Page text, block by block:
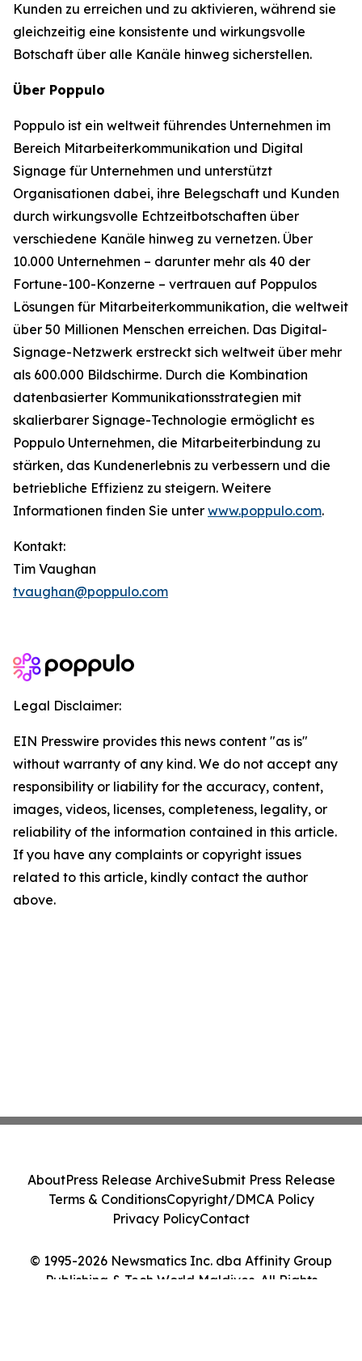
Kunden zu erreichen und zu aktivieren, während sie
gleichzeitig eine konsistente und wirkungsvolle
Botschaft über alle Kanäle hinweg sicherstellen.
Über Poppulo
Poppulo ist ein weltweit führendes Unternehmen im
Bereich Mitarbeiterkommunikation und Digital
Signage für Unternehmen und unterstützt
Organisationen dabei, ihre Belegschaft und Kunden
durch wirkungsvolle Echtzeitbotschaften über
verschiedene Kanäle hinweg zu vernetzen. Über
10.000 Unternehmen – darunter mehr als 40 der
Fortune-100-Konzerne – vertrauen auf Poppulos
Lösungen für Mitarbeiterkommunikation, die weltweit
über 50 Millionen Menschen erreichen. Das Digital-
Signage-Netzwerk erstreckt sich weltweit über mehr
als 600.000 Bildschirme. Durch die Kombination
datenbasierter Kommunikationsstrategien mit
skalierbarer Signage-Technologie ermöglicht es
Poppulo Unternehmen, die Mitarbeiterbindung zu
stärken, das Kundenerlebnis zu verbessern und die
betriebliche Effizienz zu steigern. Weitere
Informationen finden Sie unter www.poppulo.com.
Kontakt:
Tim Vaughan
tvaughan@poppulo.com
Legal Disclaimer:
EIN Presswire provides this news content "as is"
without warranty of any kind. We do not accept any
responsibility or liability for the accuracy, content,
images, videos, licenses, completeness, legality, or
reliability of the information contained in this article.
If you have any complaints or copyright issues
related to this article, kindly contact the author
above.
© 1995-2026 Newsmatics Inc. dba Affinity Group
Publishing & Tech World Maldives. All Rights
AboutPress Release ArchiveSubmit Press Release
Terms & ConditionsCopyright/DMCA Policy
Privacy PolicyContact